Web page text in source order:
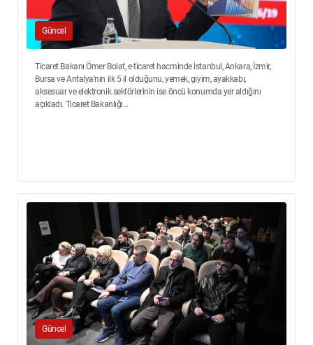
Güncel
Ticaret Bakanı Ömer Bolat, e-ticaret hacminde İstanbul, Ankara, İzmir,
Bursa ve Antalya’nın ilk 5 il olduğunu, yemek, giyim, ayakkabı,
aksesuar ve elektronik sektörlerinin ise öncü konumda yer aldığını
açıkladı. Ticaret Bakanlığı...
Güncel